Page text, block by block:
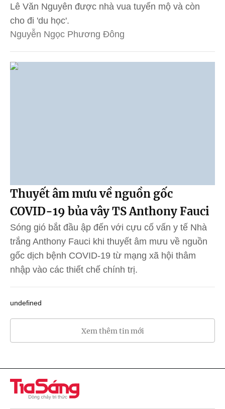
Lê Văn Nguyên được nhà vua tuyển mộ và còn
cho đi 'du học'.
Nguyễn Ngọc Phương Đông
Thuyết âm mưu về nguồn gốc
COVID-19 bủa vây TS Anthony Fauci
Sóng gió bắt đầu ập đến với cựu cố vấn y tế Nhà
trắng Anthony Fauci khi thuyết âm mưu về nguồn
gốc dịch bệnh COVID-19 từ mạng xã hội thâm
nhập vào các thiết chế chính trị.
undefined
Xem thêm tin mới